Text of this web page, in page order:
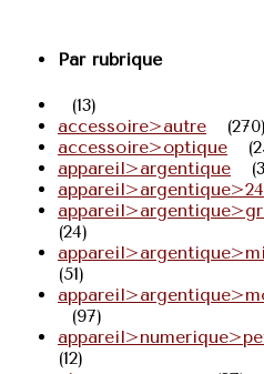
Par rubrique
(13)
accessoire>autre
(270)
accessoire>optique
appareil>argentique
(24)
(51)
(97)
(12)